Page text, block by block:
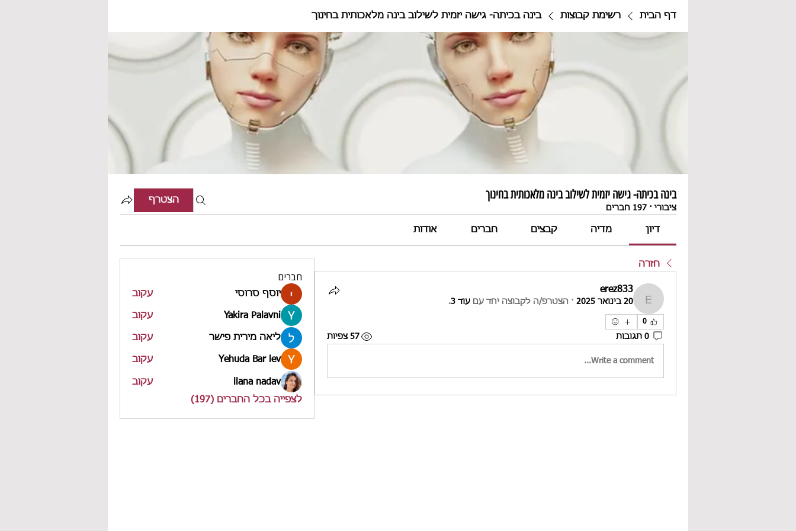
דף הבית רשימת קבוצות בינה בכיתה- גישה יזמית לשילוב בינה מלאכותית בחינוך
בינה בכיתה- גישה יזמית לשילוב בינה מלאכותית בחינוך
ציבורי · 197 חברים
הצטרף
דיון מדיה קבצים חברים אודות
חזרה
erez833
erez833
20 בינואר 2025 · הצטרפ/ה לקבוצה יחד עם עוד 3 .
0
0 תגובות 57 צפיות
Write a comment...
חברים
יוסף סרוסי עקוב
Yakira Palavni עקוב
ליאה מירית פישר עקוב
Yehuda Bar lev עקוב
ilana nadav
עקוב
לצפייה בכל החברים (197)